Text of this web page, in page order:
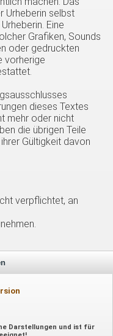
Urheberin selbst
Eine
Grafiken, Sounds
oder gedruckten
vorherige
dieses Textes
mehr oder nicht
die übrigen Teile
Gültigkeit davon
verpflichtet, an
Darstellungen und ist für